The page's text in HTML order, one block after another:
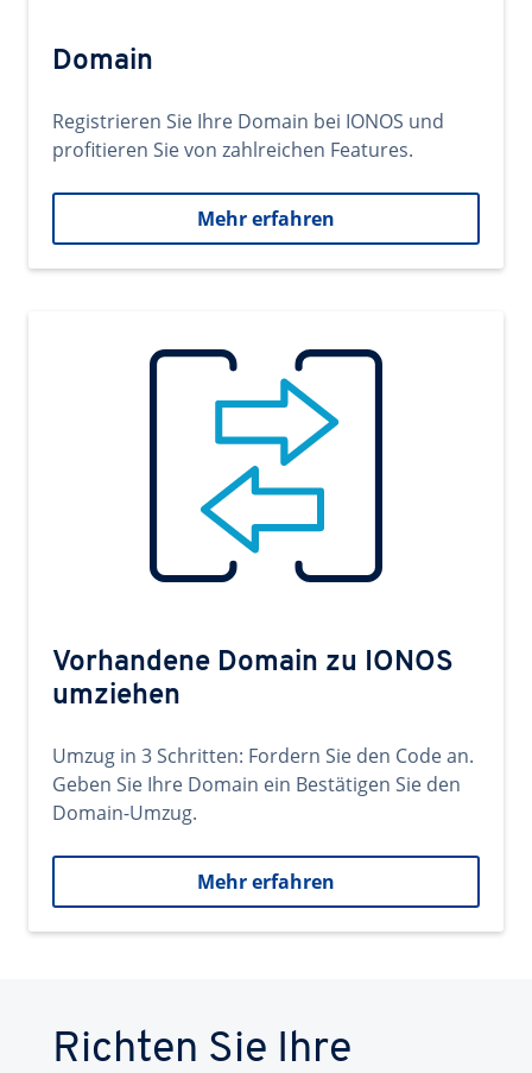
Domain
Registrieren Sie Ihre Domain bei IONOS und
profitieren Sie von zahlreichen Features.
Mehr erfahren
Vorhandene Domain zu IONOS
umziehen
Umzug in 3 Schritten: Fordern Sie den Code an.
Geben Sie Ihre Domain ein Bestätigen Sie den
Domain-Umzug.
Mehr erfahren
Richten Sie Ihre